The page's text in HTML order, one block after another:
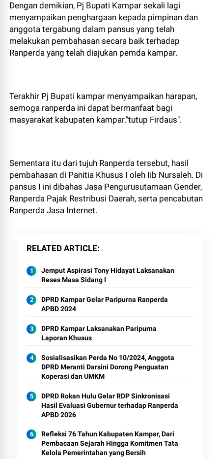
Dengan demikian, Pj Bupati Kampar sekali lagi
menyampaikan penghargaan kepada pimpinan dan
anggota tergabung dalam pansus yang telah
melakukan pembahasan secara baik terhadap
Ranperda yang telah diajukan pemda kampar.
Terakhir Pj Bupati kampar menyampaikan harapan,
semoga ranperda ini dapat bermanfaat bagi
masyarakat kabupaten kampar."tutup Firdaus".
Sementara itu dari tujuh Ranperda tersebut, hasil
pembahasan di Panitia Khusus I oleh Iib Nursaleh. Di
pansus I ini dibahas Jasa Pengurusutamaan Gender,
Ranperda Pajak Restribusi Daerah, serta pencabutan
Ranperda Jasa Internet.
RELATED ARTICLE
Jemput Aspirasi Tony Hidayat Laksanakan
Reses Masa Sidang I
DPRD Kampar Gelar Paripurna Ranperda
APBD 2024
DPRD Kampar Laksanakan Paripurna
Laporan Khusus
Sosialisasikan Perda No 10/2024, Anggota
DPRD Meranti Darsini Dorong Penguatan
Koperasi dan UMKM
DPRD Rokan Hulu Gelar RDP Sinkronisasi
Hasil Evaluasi Gubernur terhadap Ranperda
APBD 2026
Refleksi 76 Tahun Kabupaten Kampar, Dari
Pembacaan Sejarah Hingga Komitmen Tata
Kelola Pemerintahan yang Bersih